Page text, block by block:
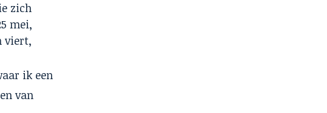
zich
mei,
viert,
ik een
van